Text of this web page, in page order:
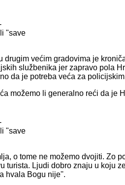
"save
drugim većim gradovima je
službenika jer zapravo pola
da je potreba veća za
možemo li generalno reći da je
"save
o tome ne možemo dvojiti. Zo
turista. Ljudi dobro znaju u koju
hvala Bogu nije''.